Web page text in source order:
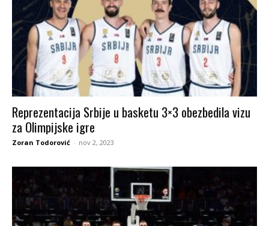
Reprezentacija Srbije u basketu 3×3 obezbedila vizu
za Olimpijske igre
Zoran Todorović - nov 2, 2023